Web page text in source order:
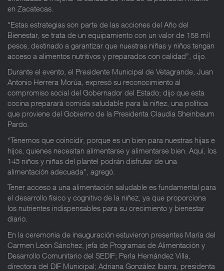
en Zacatecas.
“Estas estrategias son parte de las acciones del Año del
Bienestar, se trata de un equipamiento con un valor de 158 mil
pesos, destinado a garantizar que nuestras niñas y niños tengan
acceso a alimentos nutritivos y preparados con calidad”, dijo.
Durante el evento, el Presidente Municipal de Vetagrande, Juan
Antonio Herrera Morúa, expresó su reconocimiento al
compromiso social del Gobernador del Estado; dijo que esta
cocina preparará comida saludable para la niñez, una política
que proviene del Gobierno de la Presidenta Claudia Sheinbaum
Pardo.
“Tenemos que coincidir, porque es un bien para nuestras hijas e
hijos, quienes necesitan alimentarse y alimentarse bien. Aquí, los
143 niños y niñas del plantel podrán disfrutar de una
alimentación adecuada”, agregó.
Tener acceso a una alimentación saludable es fundamental para
el desarrollo físico y cognitivo de la niñez, ya que proporciona
los nutrientes indispensables para su crecimiento y bienestar
diario.
En la ceremonia de inauguración estuvieron presentes María del
Carmen León Sánchez, jefa de Programas de Alimentación y
Desarrollo Comunitario del SEDIF; Perla Hernández Villa,
directora del DIF Municipal; Adriana González Ibarra, presidenta